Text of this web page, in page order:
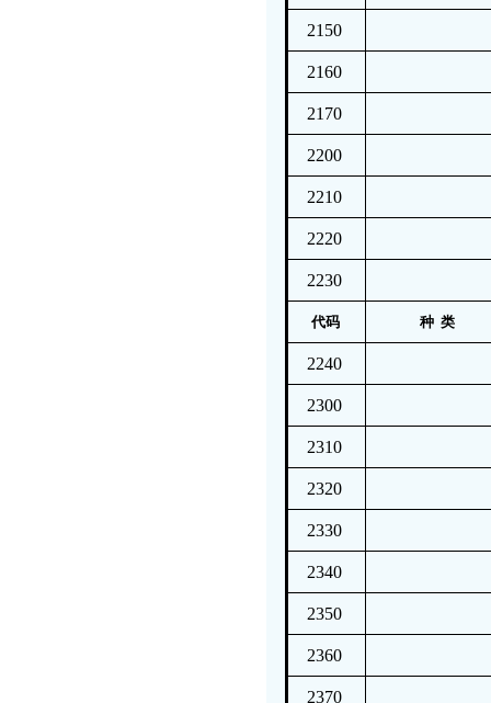
2150
2160
2170
2200
2210
2220
2230
代码 种 类
2240
2300
2310
2320
2330
2340
2350
2360
2370